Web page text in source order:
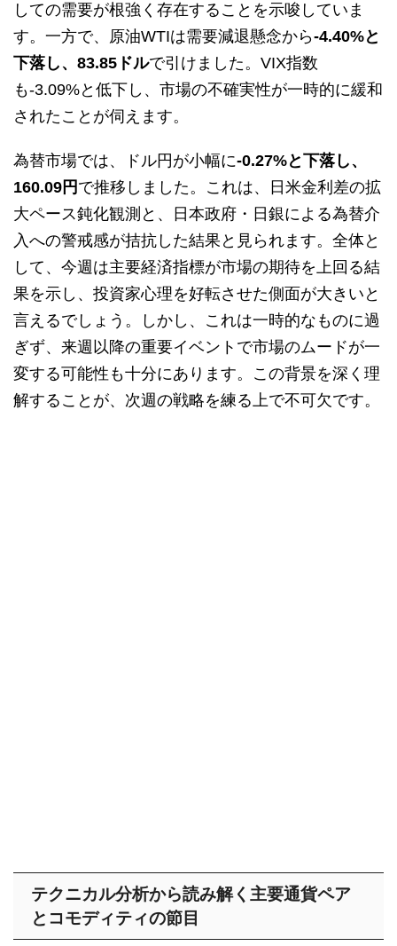
しての需要が根強く存在することを示唆していま
す。一方で、原油WTIは需要減退懸念から-4.40%と
下落し、83.85ドルで引けました。VIX指数
も-3.09%と低下し、市場の不確実性が一時的に緩和
されたことが伺えます。
為替市場では、ドル円が小幅に-0.27%と下落し、
160.09円 で推移しました。これは、日米金利差の拡
大ペース鈍化観測と、日本政府・日銀による為替介
入への警戒感が拮抗した結果と見られます。全体と
して、今週は主要経済指標が市場の期待を上回る結
果を示し、投資家心理を好転させた側面が大きいと
言えるでしょう。しかし、これは一時的なものに過
ぎず、来週以降の重要イベントで市場のムードが一
変する可能性も十分にあります。この背景を深く理
解することが、次週の戦略を練る上で不可欠です。
テクニカル分析から読み解く主要通貨ペア
とコモディティの節目